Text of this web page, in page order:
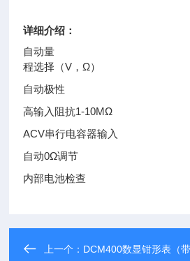
详细介绍：
自动量
程选择（V，Ω）
自动极性
高输入阻抗1-10MΩ
ACV串行电容器输入
自动0Ω调节
内部电池检查
上一个： DCM400数显钳形表（带皮套）sanwa